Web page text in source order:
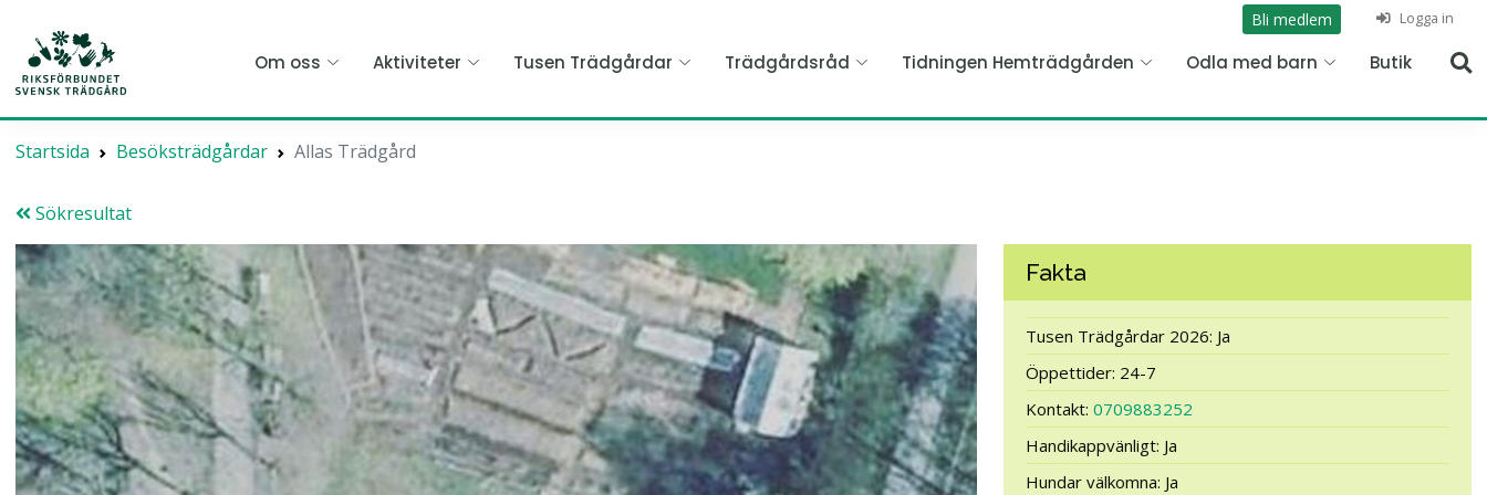
Hoppa
huvudinnehållet
Bli medlem Logga in
Om oss Aktiviteter Tusen Trädgårdar Trädgårdsråd Tidningen Hemträdgården Odla med barn Butik
Startsida Besöksträdgårdar Allas Trädgård
Sökresultat
Fakta
Tusen Trädgårdar 2026: Ja
Öppettider: 24-7
Kontakt:0709883252
Handikappvänligt: Ja
Hundar välkomna: Ja